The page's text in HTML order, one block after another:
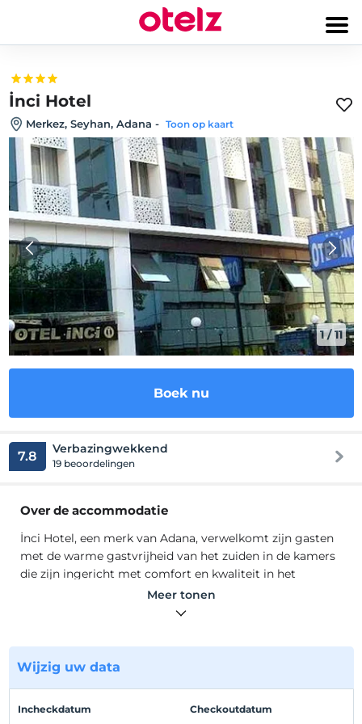
İnci Hotel
Merkez, Seyhan, Adana - Toon op kaart
1/11
Boek nu
7.8 Verbazingwekkend
19 beoordelingen
Over de accommodatie
İnci Hotel, een merk van Adana, verwelkomt zijn gasten
met de warme gastvrijheid van het zuiden in de kamers
die zijn ingericht met comfort en kwaliteit in het
stadscentrum. Ons hotel, dat streeft naar tevredenheid
van de gasten met zijn vriendelijke en ervaren personeel,
gehandicapten, 180 bedden, een open parkeerplaats voor
150 voertuigen, een parkeergarage voor 25 voertuigen,
vergaderzaal voor 1 persoon.
Meer tonen
Wijzig uw data
Incheckdatum Checkoutdatum